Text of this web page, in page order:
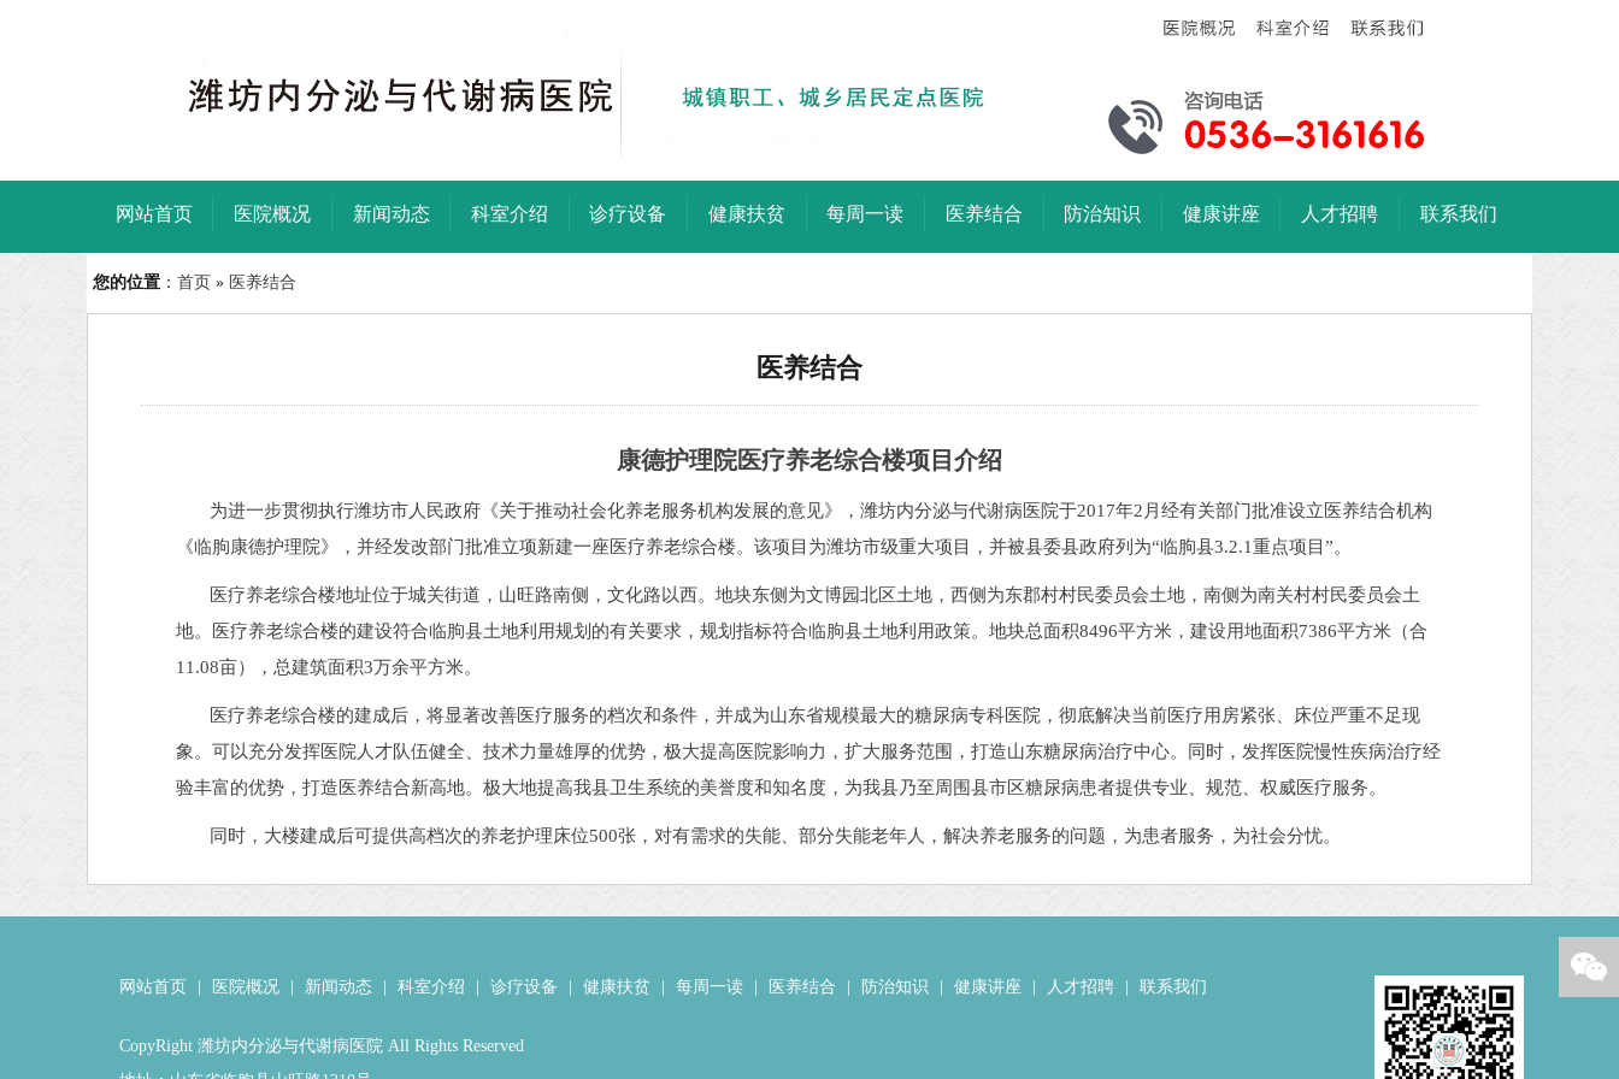
网站首页 医院概况 新闻动态 科室介绍 诊疗设备 健康扶贫 每周一读 医养结合 防治知识 健康讲座 人才招聘 联系我们
您的位置 ： 首页 » 医养结合
医养结合
康德护理院医疗养老综合楼项目介绍
为进一步贯彻执行潍坊市人民政府《关于推动社会化养老服务机构发展的意见》，潍坊内分泌与代谢病医院于2017年2月经有关部门批准设立医养结合机构
《临朐康德护理院》，并经发改部门批准立项新建一座医疗养老综合楼。该项目为潍坊市级重大项目，并被县委县政府列为“临朐县3.2.1重点项目”。
医疗养老综合楼地址位于城关街道，山旺路南侧，文化路以西。地块东侧为文博园北区土地，西侧为东郡村村民委员会土地，南侧为南关村村民委员会土
地。医疗养老综合楼的建设符合临朐县土地利用规划的有关要求，规划指标符合临朐县土地利用政策。地块总面积8496平方米，建设用地面积7386平方米（合
11.08亩），总建筑面积3万余平方米。
医疗养老综合楼的建成后，将显著改善医疗服务的档次和条件，并成为山东省规模最大的糖尿病专科医院，彻底解决当前医疗用房紧张、床位严重不足现
象。可以充分发挥医院人才队伍健全、技术力量雄厚的优势，极大提高医院影响力，扩大服务范围，打造山东糖尿病治疗中心。同时，发挥医院慢性疾病治疗经
验丰富的优势，打造医养结合新高地。极大地提高我县卫生系统的美誉度和知名度，为我县乃至周围县市区糖尿病患者提供专业、规范、权威医疗服务。
同时，大楼建成后可提供高档次的养老护理床位500张，对有需求的失能、部分失能老年人，解决养老服务的问题，为患者服务，为社会分忧。
网站首页 医院概况 新闻动态 科室介绍 诊疗设备 健康扶贫 每周一读 医养结合 防治知识 健康讲座 人才招聘 联系我们
CopyRight 潍坊内分泌与代谢病医院 All Rights Reserved